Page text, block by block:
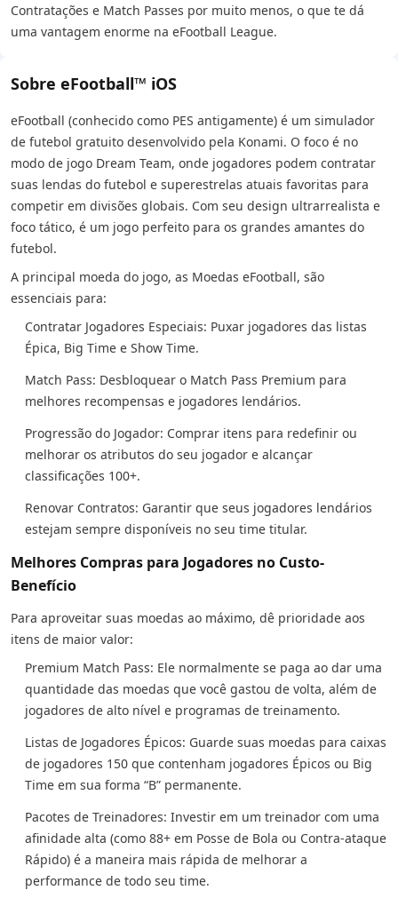
Contratações e Match Passes por muito menos, o que te dá
uma vantagem enorme na eFootball League.
Sobre eFootball™ iOS
eFootball (conhecido como PES antigamente) é um simulador
de futebol gratuito desenvolvido pela Konami. O foco é no
modo de jogo Dream Team, onde jogadores podem contratar
suas lendas do futebol e superestrelas atuais favoritas para
competir em divisões globais. Com seu design ultrarrealista e
foco tático, é um jogo perfeito para os grandes amantes do
futebol.
A principal moeda do jogo, as Moedas eFootball, são
essenciais para:
Contratar Jogadores Especiais: Puxar jogadores das listas
Épica, Big Time e Show Time.
Match Pass: Desbloquear o Match Pass Premium para
melhores recompensas e jogadores lendários.
Progressão do Jogador: Comprar itens para redefinir ou
melhorar os atributos do seu jogador e alcançar
classificações 100+.
Renovar Contratos: Garantir que seus jogadores lendários
estejam sempre disponíveis no seu time titular.
Melhores Compras para Jogadores no Custo-
Benefício
Para aproveitar suas moedas ao máximo, dê prioridade aos
itens de maior valor:
Premium Match Pass: Ele normalmente se paga ao dar uma
quantidade das moedas que você gastou de volta, além de
jogadores de alto nível e programas de treinamento.
Listas de Jogadores Épicos: Guarde suas moedas para caixas
de jogadores 150 que contenham jogadores Épicos ou Big
Time em sua forma “B” permanente.
Pacotes de Treinadores: Investir em um treinador com uma
afinidade alta (como 88+ em Posse de Bola ou Contra-ataque
Rápido) é a maneira mais rápida de melhorar a
performance de todo seu time.